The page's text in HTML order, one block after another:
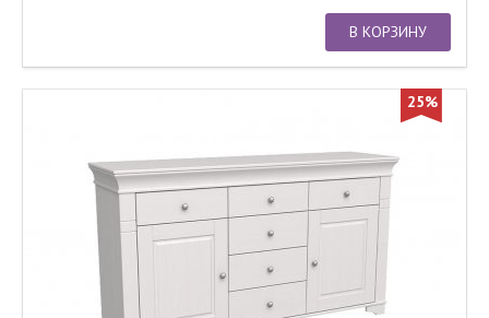
В КОРЗИНУ
25%